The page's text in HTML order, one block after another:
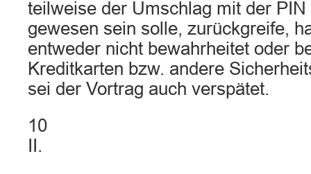
teilweise der Umschlag mit der PIN
gewesen sein solle, zurückgreife,
entweder nicht bewahrheitet oder
Kreditkarten bzw. andere
sei der Vortrag auch verspätet.
10
II.